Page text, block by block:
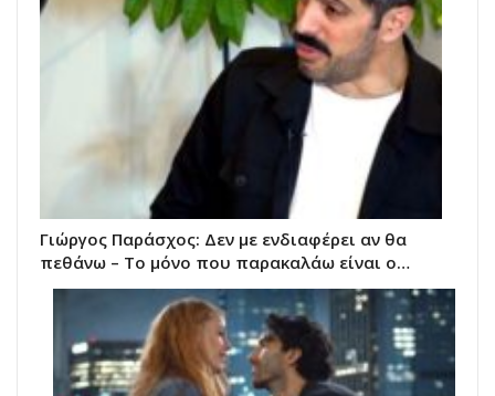
Γιώργος Παράσχος: Δεν με ενδιαφέρει αν θα
πεθάνω – Το μόνο που παρακαλάω είναι ο…